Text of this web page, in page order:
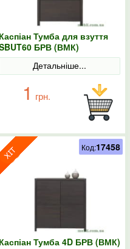
Каспіан Тумба для взуття
БРВ (ВМК)
Детальніше...
1 грн.
Каспіан Тумба 4D БРВ (ВМК)
Код:17458